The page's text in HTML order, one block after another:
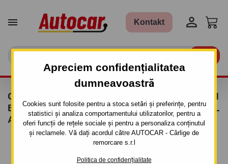
Apreciem confidențialitatea
dumneavoastră
Cookies sunt folosite pentru a stoca setări și preferințe, pentru
statistici și analiza comportamentului utilizatorilor, pentru a
oferi funcții de rețele sociale și pentru a personaliza conținutul
și reclamele. Vă dați acordul către AUTOCAR - Cârlige de
remorcare s.r.l
Politica de confidențialitate
 Kontakt 
CÂRLIG DE REMORCARE PENTRU CITROEN
BERLINGO - PICK UP - SISTEM DEMONTABIL
AUTOMAT CU CLEMĂ